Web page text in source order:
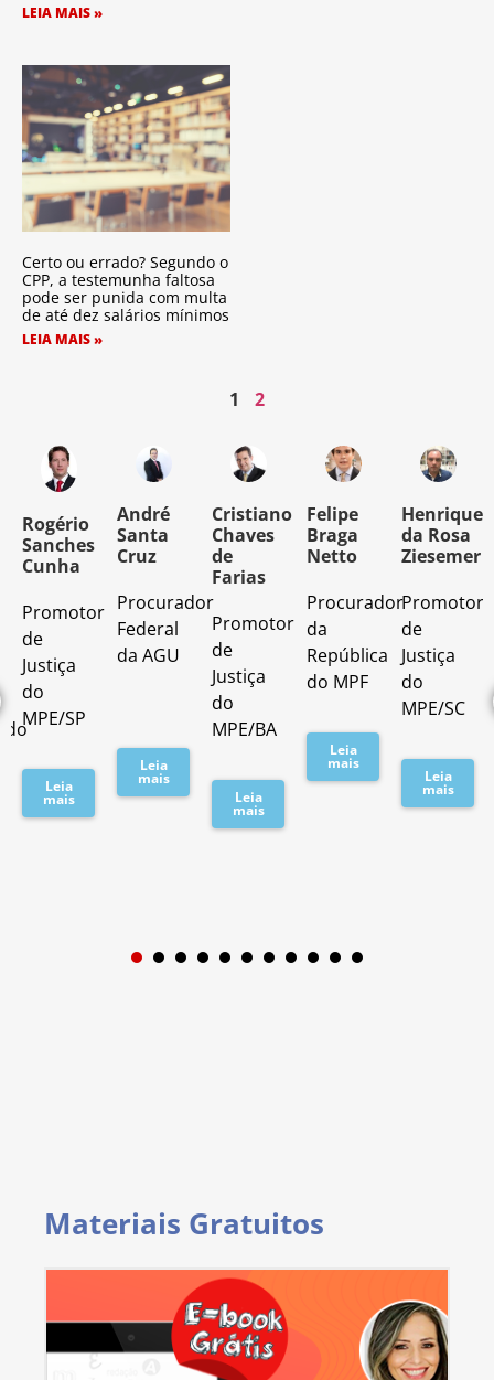
LEIA MAIS »
Certo ou errado? Segundo o
CPP, a testemunha faltosa
pode ser punida com multa
de até dez salários mínimos
LEIA MAIS »
1 2
Rogério
Sanches
Cunha
Promotor
de
Justiça
do
MPE/SP
Leia
mais
André
Santa
Cruz
Procurador
Federal
da AGU
Leia
mais
Cristiano
Chaves
de
Farias
Promotor
de
Justiça
do
MPE/BA
Leia
mais
Felipe
Braga
Netto
Procurador
da
República
do MPF
Leia
mais
Henrique
da Rosa
Ziesemer
Promotor
de
Justiça
do
MPE/SC
Leia
mais
1 2 3
Materiais Gratuitos